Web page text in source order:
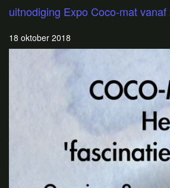
uitnodiging Expo Coco-mat
18 oktober 2018